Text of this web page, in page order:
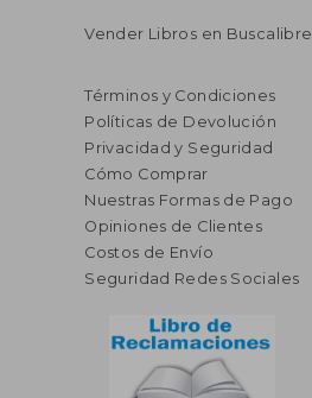
$ 36.87
$ 20.28
Vender Libros en Buscalibre
Términos y Condiciones
Políticas de Devolución
Privacidad y Seguridad
Cómo Comprar
Nuestras Formas de Pago
Opiniones de Clientes
Costos de Envío
Seguridad Redes Sociales